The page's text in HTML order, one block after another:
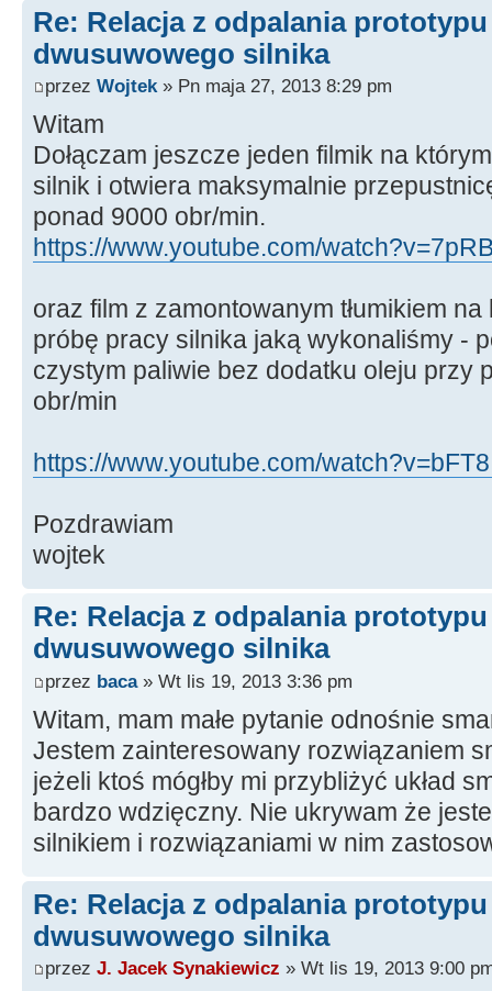
Re: Relacja z odpalania
dwusuwowego silnika
przez Wojtek» Pn maja 27, 2013 8:29 pm
Witam
Dołączam jeszcze jeden filmik na
silnik i otwiera maksymalnie
ponad 9000 obr/min.
https://www.youtube.com/
oraz film z zamontowanym tłumikiem
próbę pracy silnika jaką wykonaliśmy -
czystym paliwie bez dodatku oleju przy
obr/min
https://www.youtube.com/
Pozdrawiam
wojtek
Re: Relacja z odpalania
dwusuwowego silnika
przez baca» Wt lis 19, 2013 3:36 pm
Witam, mam małe pytanie odnośnie
Jestem zainteresowany rozwiązaniem
jeżeli ktoś mógłby mi przybliżyć układ
bardzo wdzięczny. Nie ukrywam że
silnikiem i rozwiązaniami w nim
Re: Relacja z odpalania
dwusuwowego silnika
przez J. Jacek Synakiewicz » Wt lis 19, 2013 9:00